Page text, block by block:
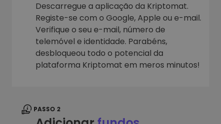
Descarregue a aplicação da Kriptomat.
Registe-se com o Google, Apple ou e-mail.
Verifique o seu e-mail, número de
telemóvel e identidade. Parabéns,
desbloqueou todo o potencial da
plataforma Kriptomat em meros minutos!
PASSO 2